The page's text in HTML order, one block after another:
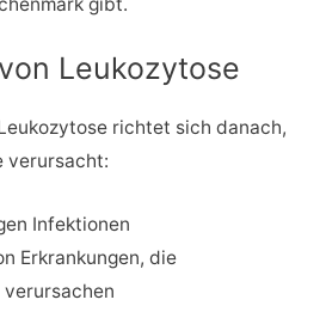
Leukozytose
richtet sich danach,
verursacht:
Infektionen
Erkrankungen, die
verursachen